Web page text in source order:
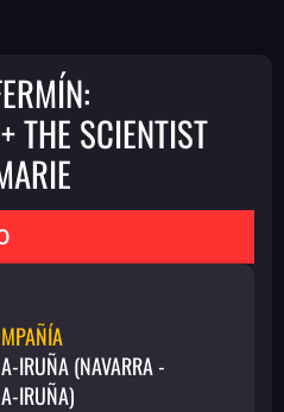
THE SCIENTIST
IRUÑA (NAVARRA -
IRUÑA)